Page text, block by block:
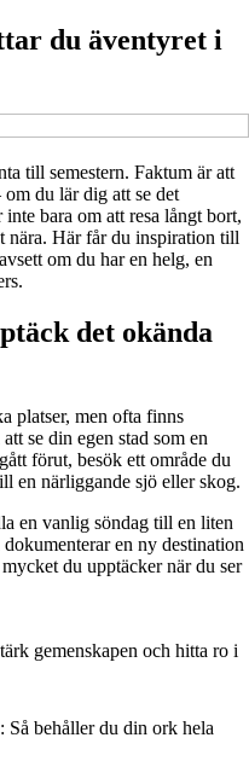
du äventyret i
till semestern. Faktum är att
du lär dig att se det
bara om att resa långt bort,
nära. Här får du inspiration till
om du har en helg, en
det okända
platser, men ofta finns
se din egen stad som en
förut, besök ett område du
en närliggande sjö eller skog.
en vanlig söndag till en liten
en ny destination
du upptäcker när du ser
gemenskapen och hitta ro i
Så behåller du din ork hela